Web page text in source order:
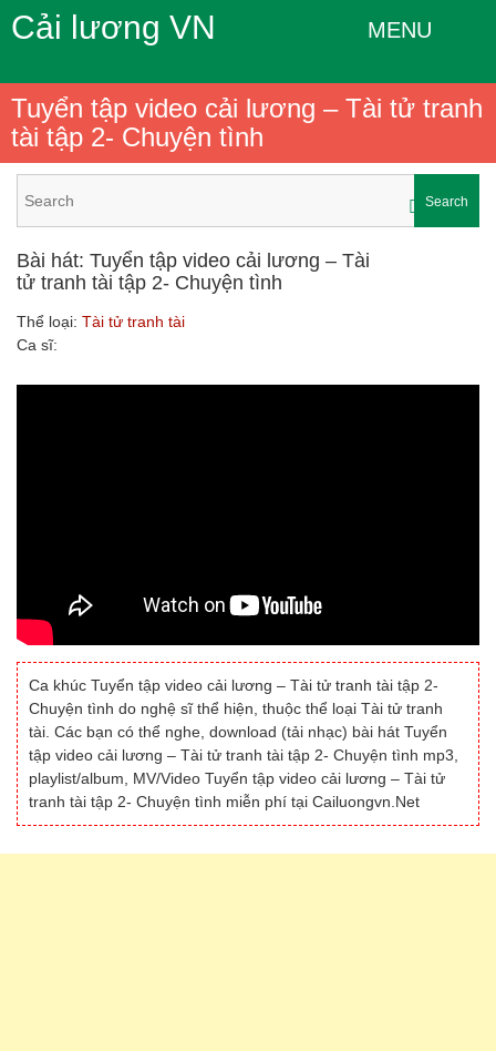
Cải lương VN MENU
Tuyển tập video cải lương – Tài tử tranh
tài tập 2- Chuyện tình
Search
Bài hát: Tuyển tập video cải lương – Tài
tử tranh tài tập 2- Chuyện tình
Thể loại: Tài tử tranh tài
Ca sĩ:
Ca khúc Tuyển tập video cải lương – Tài tử tranh tài tập 2-
Chuyện tình do nghệ sĩ thể hiện, thuộc thể loại Tài tử tranh
tài. Các bạn có thể nghe, download (tải nhạc) bài hát Tuyển
tập video cải lương – Tài tử tranh tài tập 2- Chuyện tình mp3,
playlist/album, MV/Video Tuyển tập video cải lương – Tài tử
tranh tài tập 2- Chuyện tình miễn phí tại Cailuongvn.Net